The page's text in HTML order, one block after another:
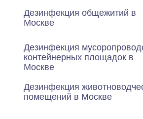
Дезинфекция общежитий в
Москве
Дезинфекция
контейнерных площадок в
Москве
Дезинфекция
помещений в Москве